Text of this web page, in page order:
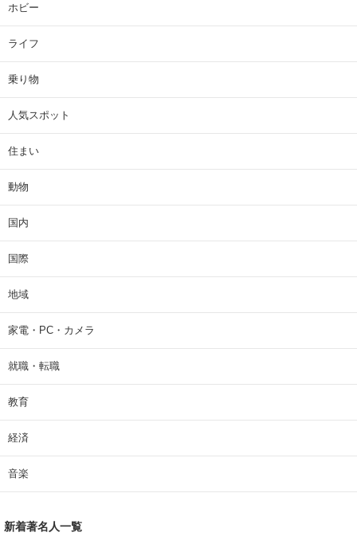
ホビー
ライフ
乗り物
人気スポット
住まい
動物
国内
国際
地域
家電・PC・カメラ
就職・転職
教育
経済
音楽
新着著名人一覧